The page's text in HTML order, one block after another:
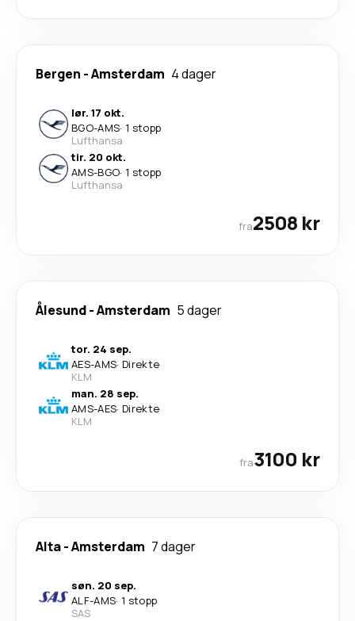
Bergen -Amsterdam 4 dager
lør. 17 okt.
BGO-AMS· 1 stopp
Lufthansa
tir. 20 okt.
AMS-BGO· 1 stopp
Lufthansa
fra2508 kr
Ålesund-Amsterdam 5 dager
tor. 24 sep.
AES-AMS· Direkte
KLM
man. 28 sep.
AMS-AES· Direkte
KLM
fra3100 kr
Alta-Amsterdam 7 dager
søn. 20 sep.
ALF-AMS· 1 stopp
SAS